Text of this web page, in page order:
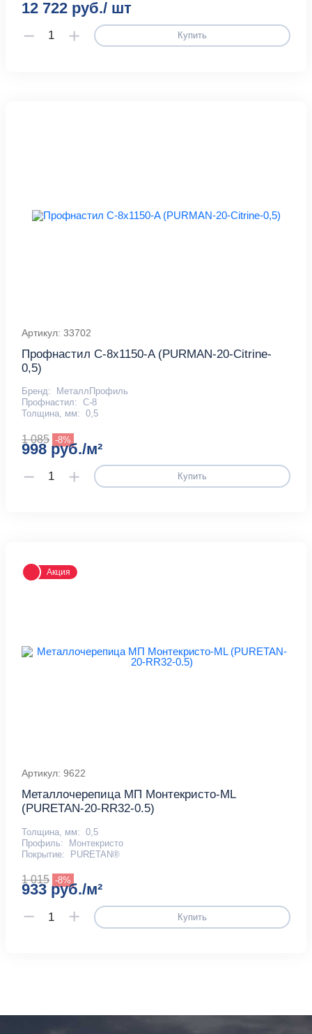
12 722 руб./ шт
Купить
Артикул: 33702
Профнастил С-8x1150-A (PURMAN-20-Citrine-
0,5)
Бренд:
МеталлПрофиль
Профнастил: С-8
Толщина, мм: 0,5
1 085 -8%
998 руб./м²
Купить
Акция
Артикул: 9622
Металлочерепица МП Монтекристо-ML
(PURETAN-20-RR32-0.5)
Толщина, мм: 0,5
Профиль:
Монтекристо
Покрытие:
PURETAN®
1 015 -8%
933 руб./м²
Купить